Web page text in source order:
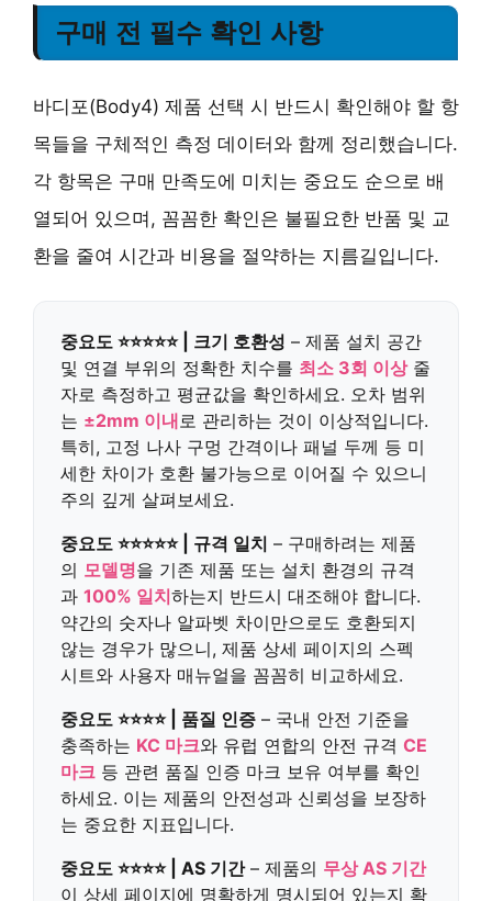
구매 전 필수 확인 사항
바디포(Body4) 제품 선택 시 반드시 확인해야 할 항
목들을 구체적인 측정 데이터와 함께 정리했습니다.
각 항목은 구매 만족도에 미치는 중요도 순으로 배
열되어 있으며, 꼼꼼한 확인은 불필요한 반품 및 교
환을 줄여 시간과 비용을 절약하는 지름길입니다.
중요도 ⭐⭐⭐⭐⭐ | 크기 호환성 – 제품 설치 공간
및 연결 부위의 정확한 치수를 최소 3회 이상줄
자로 측정하고 평균값을 확인하세요. 오차 범위
는 ±2mm 이내 로 관리하는 것이 이상적입니다.
특히, 고정 나사 구멍 간격이나 패널 두께 등 미
세한 차이가 호환 불가능으로 이어질 수 있으니
주의 깊게 살펴보세요.
중요도 ⭐⭐⭐⭐⭐ | 규격 일치 – 구매하려는 제품
의 모델명을 기존 제품 또는 설치 환경의 규격
과 100% 일치하는지 반드시 대조해야 합니다.
약간의 숫자나 알파벳 차이만으로도 호환되지
않는 경우가 많으니, 제품 상세 페이지의 스펙
시트와 사용자 매뉴얼을 꼼꼼히 비교하세요.
중요도 ⭐⭐⭐⭐ | 품질 인증 – 국내 안전 기준을
충족하는 KC 마크와 유럽 연합의 안전 규격 CE
마크 등 관련 품질 인증 마크 보유 여부를 확인
하세요. 이는 제품의 안전성과 신뢰성을 보장하
는 중요한 지표입니다.
중요도 ⭐⭐⭐⭐ | AS 기간– 제품의 무상 AS 기간
이 상세 페이지에 명확하게 명시되어 있는지 확